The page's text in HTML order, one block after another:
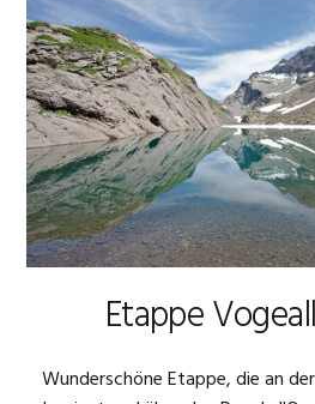
Etappe
Wunderschöne Etappe, die an